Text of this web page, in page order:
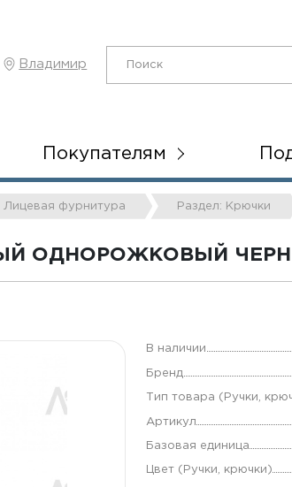
Владимир
Покупателям
Лицевая фурнитура Раздел: Крючки
ОДНОРОЖКОВЫЙ
В наличии
Бренд
Тип товара (Ручки,
Артикул
Базовая единица
Цвет (Ручки, крючки)